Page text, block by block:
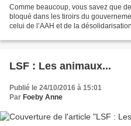
Comme beaucoup, vous savez que
bloqué dans les tiroirs du
celui de l’AAH et de la
LSF : Les animaux...
Publié le 24/10/2016 à 15:01
Par Foeby Anne